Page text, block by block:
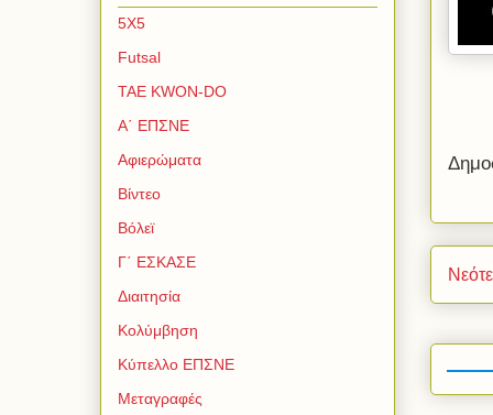
5Χ5
Futsal
TAE KWON-DO
Α΄ ΕΠΣΝΕ
Αφιερώματα
Βίντεο
Βόλεϊ
Γ΄ ΕΣΚΑΣΕ
Διαιτησία
Κολύμβηση
Κύπελλο ΕΠΣΝΕ
Μεταγραφές